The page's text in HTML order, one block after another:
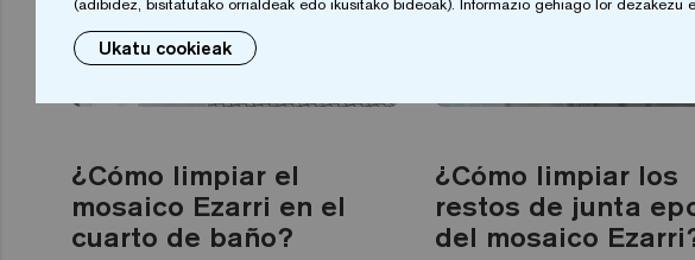
¿Cómo limpiar el
mosaico Ezarri en el
cuarto de baño?
¿Cómo limpiar los
restos de junta
del mosaico
Ukatu cookieak